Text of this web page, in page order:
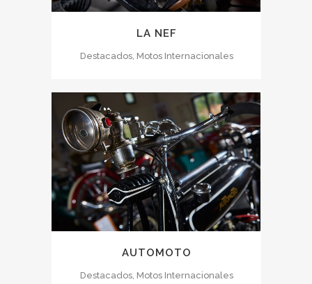
LA NEF
Destacados, Motos Internacionales
AUTOMOTO
Destacados, Motos Internacionales